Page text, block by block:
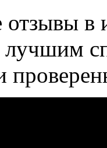
в
лучшим